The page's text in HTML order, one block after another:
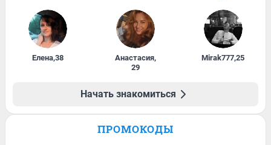
Елена,38 Анастасия,
29
Mirak777,25
Начать знакомиться
ПРОМОКОДЫ